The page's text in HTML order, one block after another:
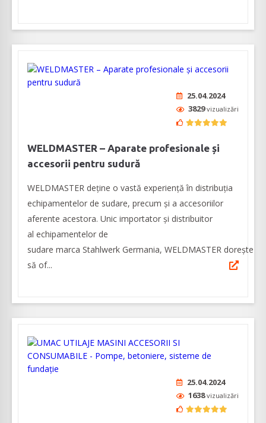
25.04.2024
3829vizualizări
WELDMASTER – Aparate profesionale și
accesorii pentru sudură
WELDMASTER deține o vastă experiență în distribuția
echipamentelor de sudare, precum și a accesoriilor
aferente acestora. Unic importator și distribuitor
al echipamentelor de
sudare marca Stahlwerk Germania, WELDMASTER dorește
să of...
25.04.2024
1638vizualizări